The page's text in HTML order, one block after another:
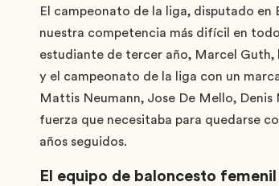
El campeonato de la liga, disputado
nuestra competencia más difícil en
estudiante de tercer año, Marcel Guth,
y el campeonato de la liga con un
Mattis Neumann, Jose De Mello,
fuerza que necesitaba para quedarse
años seguidos.
El equipo de baloncesto